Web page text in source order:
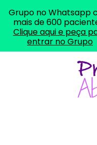
Grupo no Whatsapp
mais de 600
Clique aqui e peça
entrar no Grupo
...